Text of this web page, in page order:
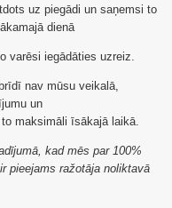
uz piegādi un saņemsi to
dienā
varēsi iegādāties uzreiz.
nav mūsu veikalā,
un
to maksimāli īsākajā laikā.
kad mēs par 100%
pieejams ražotāja noliktavā